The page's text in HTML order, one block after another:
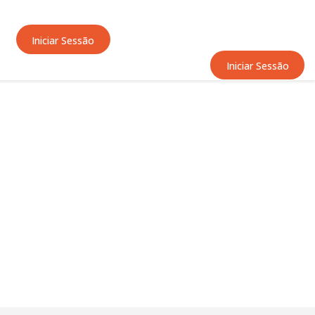
Iniciar Sessão
Iniciar Sessão